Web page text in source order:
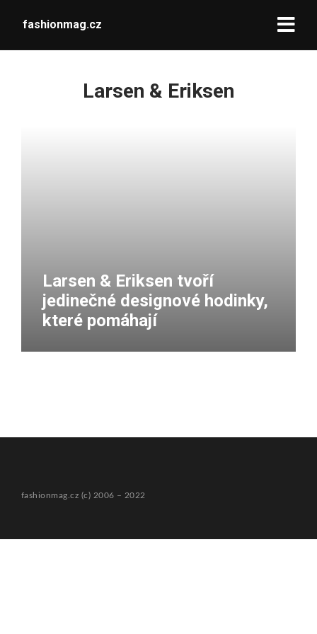
fashionmag.cz
Larsen & Eriksen
Larsen & Eriksen tvoří
jedinečné designové hodinky,
které pomáhají
fashionmag.cz (c) 2006 – 2022